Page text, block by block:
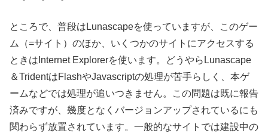
ところで、普段はLunascapeを使っていますが、このゲー
ム（=サイト）のほか、いくつかのサイトにアクセスする
ときはInternet Explorerを使います。どうやらLunascape
＆TridentはFlashやJavascriptの処理が苦手らしく、本ゲ
ームなどでは処理が追いつきません。この問題は既に報告
済みですが、幾度となくバージョンアップされているにも
関わらず放置されています。一般的なサイトでは建設中の